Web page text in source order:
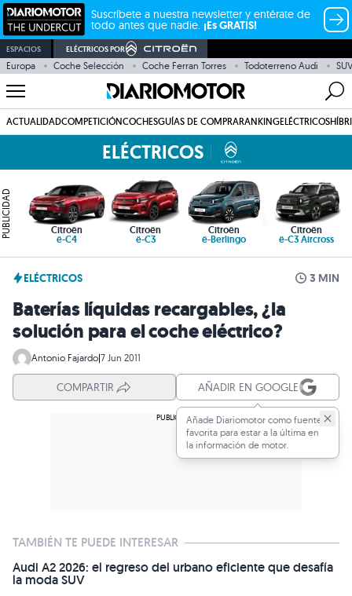
Suscríbete a nuestra newsletter y entérate de
todo antes que nadie. ¡Es GRATIS!
ESPACIOS ELÉCTRICOS POR
Europa Coche Selección Coche Ferran Torres Todoterreno Audi
ACTUALIDADCOMPETICIÓNCOCHESGUÍAS DE COMPRARANKINGELÉCTRICOS
ELÉCTRICOS
PUBLICIDAD Citroën
ë-C4
Citroën
ë-C3
Citroën
ë-Berlingo
Citroën
ë-C3 Aircross
ELÉCTRICOS 3 MIN
Baterías líquidas recargables, ¿la
solución para el coche eléctrico?
Antonio Fajardo|7 Jun 2011
COMPARTIR AÑADIR EN GOOGLE
Añade Diariomotor como fuente
favorita para estar a la última en
la información de motor.
TAMBIÉN TE PUEDE INTERESAR
Audi A2 2026: el regreso del urbano eficiente que desafía
la moda SUV